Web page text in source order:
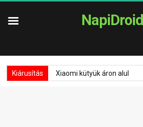
NapiDroid
Kiárusítás Xiaomi kütyük áron alul